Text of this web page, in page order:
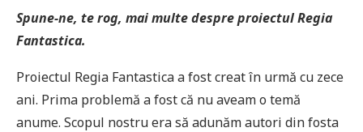
Spune-ne, te rog, mai multe despre proiectul Regia
Fantastica.
Proiectul Regia Fantastica a fost creat în urmă cu zece
ani. Prima problemă a fost că nu aveam o temă
anume. Scopul nostru era să adunăm autori din fosta